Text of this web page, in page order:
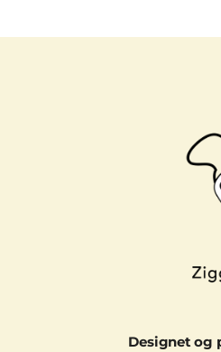
Designet og